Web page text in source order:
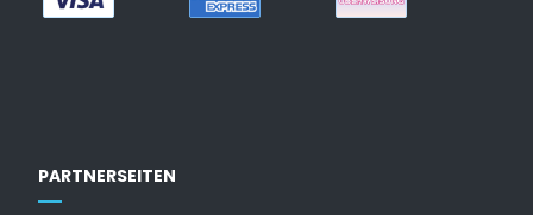
PARTNERSEITEN